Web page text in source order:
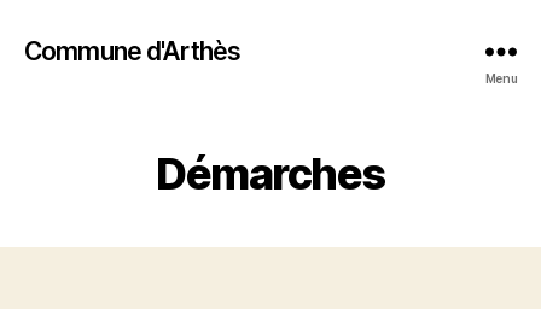
Commune d'Arthès
Menu
Démarches